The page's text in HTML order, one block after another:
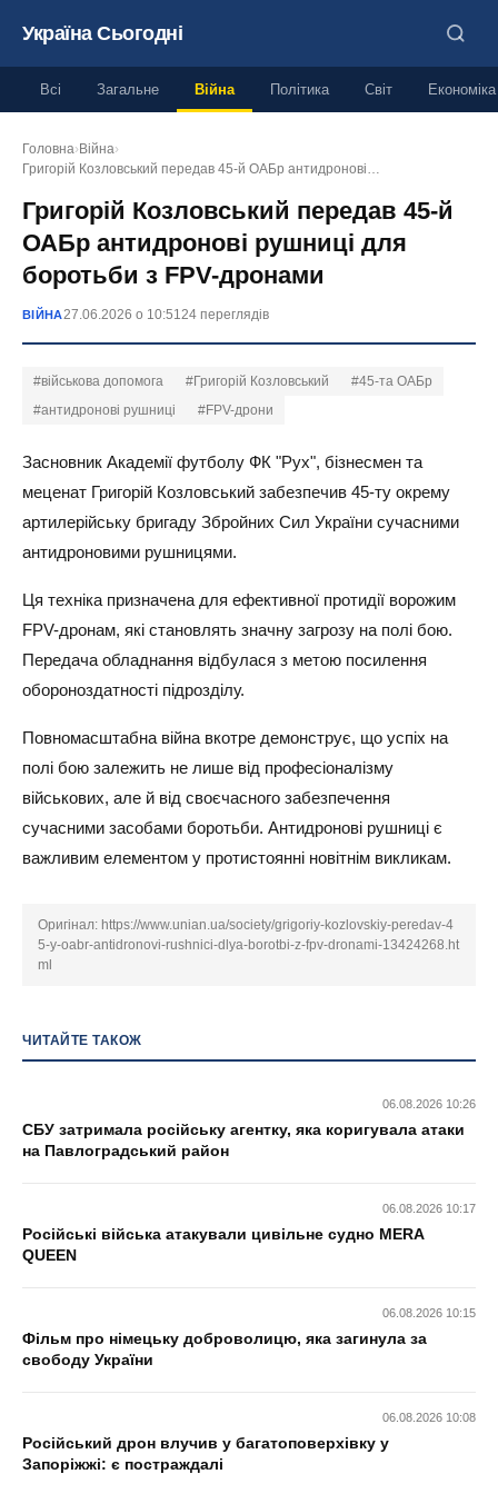
Україна Сьогодні
Всі Загальне Війна Політика Світ Економіка
Головна› Війна›
Григорій Козловський передав 45-й ОАБр антидронові…
Григорій Козловський передав 45-й
ОАБр антидронові рушниці для
боротьби з FPV-дронами
ВІЙНА27.06.2026 о 10:5124 переглядів
#військова допомога #Григорій Козловський
#45-та ОАБр
#антидронові рушниці
#FPV-дрони
Засновник Академії футболу ФК "Рух", бізнесмен та
меценат Григорій Козловський забезпечив 45-ту окрему
артилерійську бригаду Збройних Сил України сучасними
антидроновими рушницями.
Ця техніка призначена для ефективної протидії ворожим
FPV-дронам, які становлять значну загрозу на полі бою.
Передача обладнання відбулася з метою посилення
обороноздатності підрозділу.
Повномасштабна війна вкотре демонструє, що успіх на
полі бою залежить не лише від професіоналізму
військових, але й від своєчасного забезпечення
сучасними засобами боротьби. Антидронові рушниці є
важливим елементом у протистоянні новітнім викликам.
Оригінал: https://www.unian.ua/society/grigoriy-kozlovskiy-peredav-4
5-y-oabr-antidronovi-rushnici-dlya-borotbi-z-fpv-dronami-13424268.ht
ml
ЧИТАЙТЕ ТАКОЖ
06.08.2026 10:26
СБУ затримала російську агентку, яка коригувала атаки
на Павлоградський район
06.08.2026 10:17
Російські війська атакували цивільне судно MERA
QUEEN
06.08.2026 10:15
Фільм про німецьку доброволицю, яка загинула за
свободу України
06.08.2026 10:08
Російський дрон влучив у багатоповерхівку у
Запоріжжі: є постраждалі